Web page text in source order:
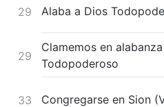
29 Alaba a Dios
29
Clamemos en
Todopoderoso
33 Congregarse en Sion